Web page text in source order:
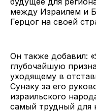
между Израилем и
Герцог на своей
Он также добавил:
глубочайшую
уходящему в
Сунаку за его
израильского
самый трудный для